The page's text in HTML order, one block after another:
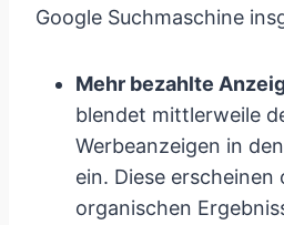
Google Suchmaschine
Mehr bezahlte
blendet mittlerweile
Werbeanzeigen in
ein. Diese
organischen